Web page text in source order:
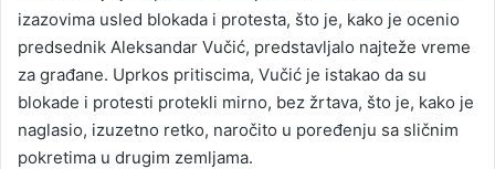
izazovima usled blokada i protesta, što je, kako je ocenio
predsednik Aleksandar Vučić, predstavljalo najteže vreme
za građane. Uprkos pritiscima, Vučić je istakao da su
blokade i protesti protekli mirno, bez žrtava, što je, kako je
naglasio, izuzetno retko, naročito u poređenju sa sličnim
pokretima u drugim zemljama.